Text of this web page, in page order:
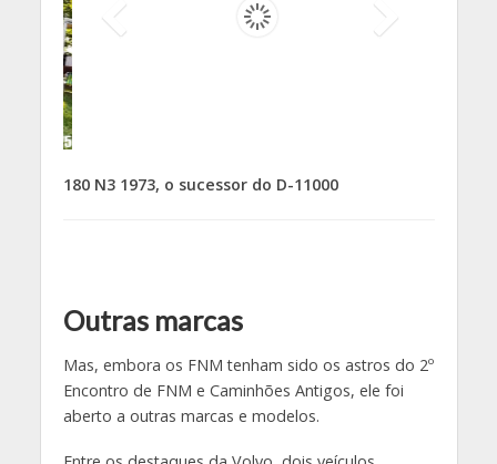
180 N3 1973, o sucessor do D-11000
Outras marcas
Mas, embora os FNM tenham sido os astros do 2º
Encontro de FNM e Caminhões Antigos, ele foi
aberto a outras marcas e modelos.
Entre os destaques da Volvo, dois veículos